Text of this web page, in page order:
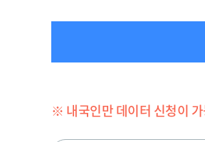
※ 내국인만 데이터 신청이